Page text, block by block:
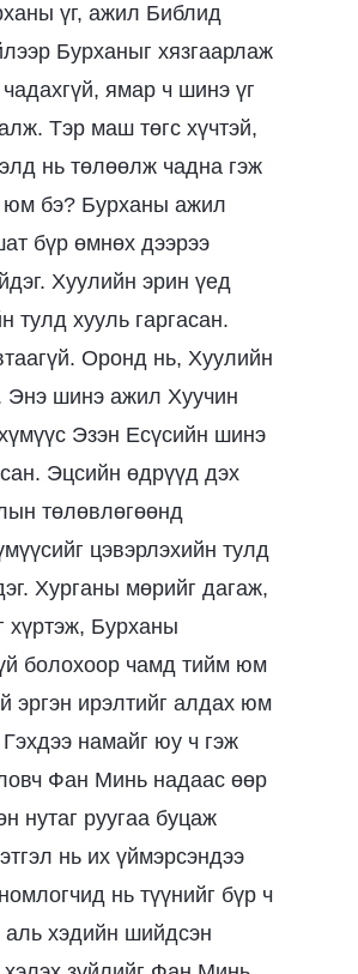
үг, ажил Библид
Бурханыг хязгаарлаж
ямар ч шинэ үг
Тэр маш төгс хүчтэй,
нь төлөөлж чадна гэж
юм бэ? Бурханы ажил
бүр өмнөх дээрээ
Хуулийн эрин үед
тулд хууль гаргасан.
Оронд нь, Хуулийн
Энэ шинэ ажил Хуучин
Эзэн Есүсийн шинэ
Эцсийн өдрүүд дэх
төлөвлөгөөнд
цэвэрлэхийн тулд
Хурганы мөрийг дагаж,
Бурханы
болохоор чамд тийм юм
эргэн ирэлтийг алдах юм
намайг юу ч гэж
Фан Минь надаас өөр
нутаг руугаа буцаж
нь их үймэрсэндээ
нь түүнийг бүр ч
хэдийн шийдсэн